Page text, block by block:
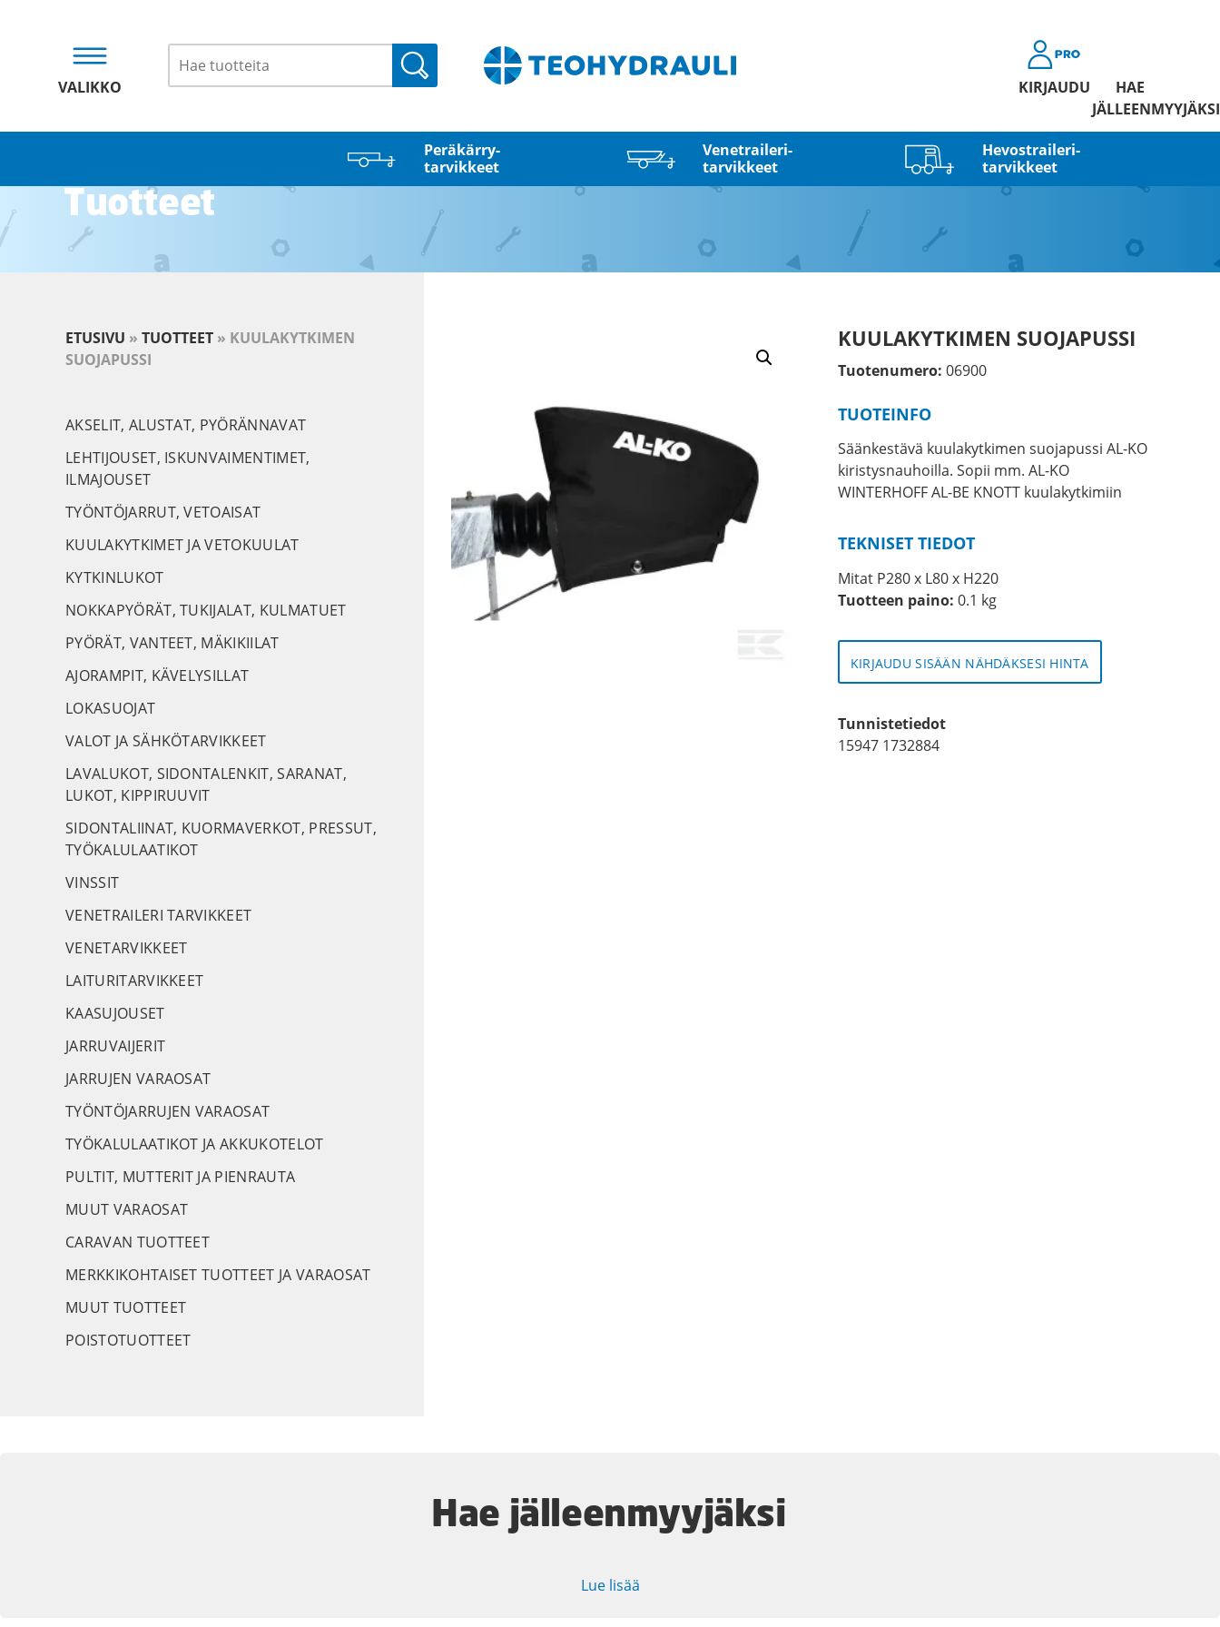
VALIKKO
Haku
KIRJAUDU
HAE
JÄLLEENMYYJÄKSI
Peräkärry­
tarvikkeet
Venetraileri­
tarvikkeet
Hevostraileri­
tarvikkeet
Tuotteet
KUULAKYTKIMEN SUOJAPUSSI
Tuotenumero: 06900
TUOTEINFO
Säänkestävä kuulakytkimen suojapussi AL-KO
kiristysnauhoilla. Sopii mm. AL-KO
WINTERHOFF AL-BE KNOTT kuulakytkimiin
TEKNISET TIEDOT
Mitat P280 x L80 x H220
Tuotteen paino: 0.1 kg
KIRJAUDU SISÄÄN NÄHDÄKSESI HINTA
Tunnistetiedot
15947 1732884
ETUSIVU » TUOTTEET » KUULAKYTKIMEN
SUOJAPUSSI
AKSELIT, ALUSTAT, PYÖRÄNNAVAT
LEHTIJOUSET, ISKUNVAIMENTIMET,
ILMAJOUSET
TYÖNTÖJARRUT, VETOAISAT
KUULAKYTKIMET JA VETOKUULAT
KYTKINLUKOT
NOKKAPYÖRÄT, TUKIJALAT, KULMATUET
PYÖRÄT, VANTEET, MÄKIKIILAT
AJORAMPIT, KÄVELYSILLAT
LOKASUOJAT
VALOT JA SÄHKÖTARVIKKEET
LAVALUKOT, SIDONTALENKIT, SARANAT,
LUKOT, KIPPIRUUVIT
SIDONTALIINAT, KUORMAVERKOT, PRESSUT,
TYÖKALULAATIKOT
VINSSIT
VENETRAILERI TARVIKKEET
VENETARVIKKEET
LAITURITARVIKKEET
KAASUJOUSET
JARRUVAIJERIT
JARRUJEN VARAOSAT
TYÖNTÖJARRUJEN VARAOSAT
TYÖKALULAATIKOT JA AKKUKOTELOT
PULTIT, MUTTERIT JA PIENRAUTA
MUUT VARAOSAT
CARAVAN TUOTTEET
MERKKIKOHTAISET TUOTTEET JA VARAOSAT
MUUT TUOTTEET
POISTOTUOTTEET
Hae jälleenmyyjäksi
Lue lisää